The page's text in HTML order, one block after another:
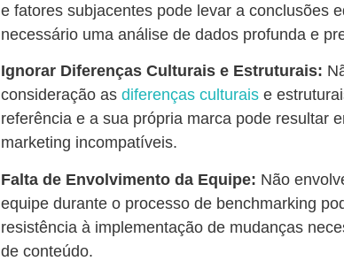
e fatores subjacentes pode levar a conclusões
necessário uma análise de dados profunda e
Ignorar Diferenças Culturais e Estruturais:
consideração as diferenças culturais e
referência e a sua própria marca pode resultar
marketing incompatíveis.
Falta de Envolvimento da Equipe: Não
equipe durante o processo de benchmarking
resistência à implementação de mudanças
de conteúdo.